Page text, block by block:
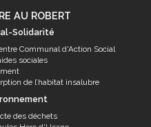
AU ROBERT
Solidarité
Communal d'Action Social
sociales
de l’habitat insalubre
des déchets